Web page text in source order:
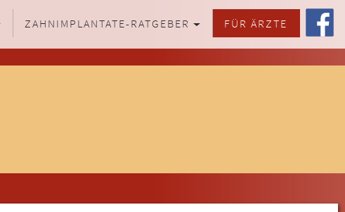
ZAHNIMPLANTATE-RATGEBER FÜR ÄRZTE